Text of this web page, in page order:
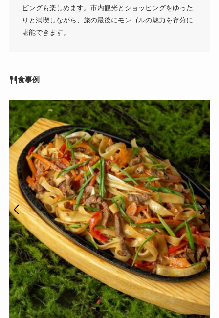
ピングも楽しめます。市内観光とショッピングをゆった
りと満喫しながら、旅の最後にモンゴルの魅力を存分に
堪能できます。
食事例